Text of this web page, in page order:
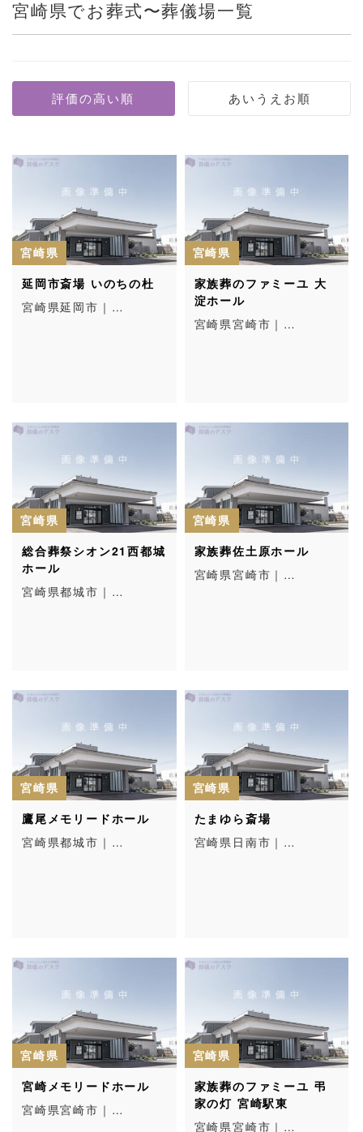
宮崎県でお葬式〜葬儀場一覧
宮崎県
延岡市斎場 いのちの杜
宮崎県延岡市｜…
宮崎県
家族葬のファミーユ 大
淀ホール
宮崎県宮崎市｜…
宮崎県
総合葬祭シオン21西都城
ホール
宮崎県都城市｜…
宮崎県
家族葬佐土原ホール
宮崎県宮崎市｜…
宮崎県
鷹尾メモリードホール
宮崎県都城市｜…
宮崎県
たまゆら斎場
宮崎県日南市｜…
宮崎県
宮崎メモリードホール
宮崎県宮崎市｜…
宮崎県
家族葬のファミーユ 弔
家の灯 宮崎駅東
宮崎県宮崎市｜…